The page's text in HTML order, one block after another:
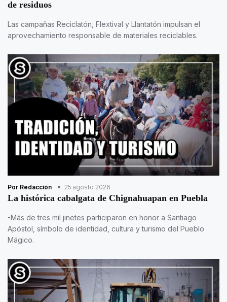
de residuos
Las campañas Reciclatón, Flextival y Llantatón impulsan el
aprovechamiento responsable de materiales reciclables.
Por Redacción 25 agosto 2026
La histórica cabalgata de Chignahuapan en Puebla
-Más de tres mil jinetes participaron en honor a Santiago
Apóstol, símbolo de identidad, cultura y turismo del Pueblo
Mágico.